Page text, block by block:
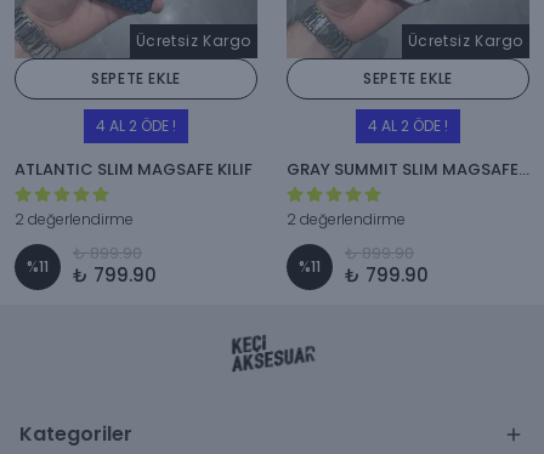
Ücretsiz Kargo
SEPETE EKLE
4 AL 2 ÖDE !
ATLANTIC SLIM MAGSAFE KILIF
2 değerlendirme
%11
₺ 899.90
₺ 799.90
Ücretsiz Kargo
SEPETE EKLE
4 AL 2 ÖDE !
GRAY SUMMIT SLIM MAGSAFE KILIF
2 değerlendirme
%11
₺ 899.90
₺ 799.90
Kategoriler